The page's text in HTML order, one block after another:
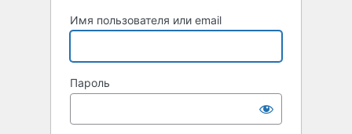
Имя пользователя или email
Пароль